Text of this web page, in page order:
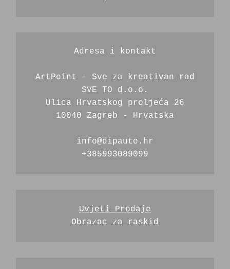
Adresa i kontakt
ArtPoint - Sve za kreativan rad
SVE TO d.o.o.
Ulica Hrvatskog proljeća 26
10040 Zagreb - Hrvatska
info@dipauto.hr
+385993089099
Uvjeti Prodaje
Obrazac za raskid